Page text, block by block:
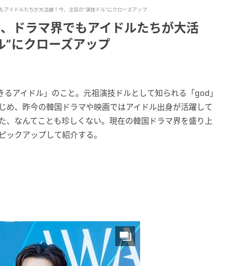
アイドルたちが大活躍！今、注目の“演技ドル”にクローズアップ
ドラマ界でもアイドルたちが大活
”にクローズアップ
アイドル」のこと。元祖演技ドルとして知られる「god」
め、昨今の韓国ドラマや映画ではアイドル出身が活躍して
、なんてことも珍しくない。現在の韓国ドラマ界を盛り上
クアップして紹介する。